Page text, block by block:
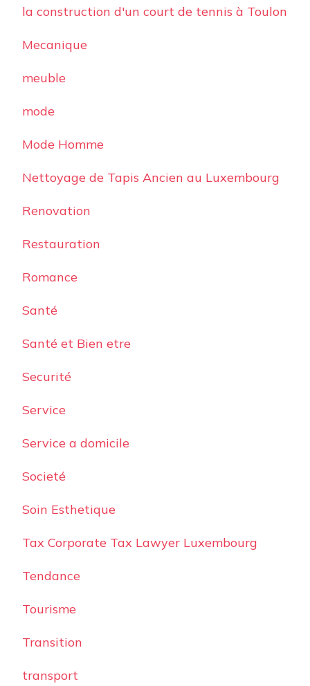
la construction d'un court de tennis à Toulon
Mecanique
meuble
mode
Mode Homme
Nettoyage de Tapis Ancien au Luxembourg
Renovation
Restauration
Romance
Santé
Santé et Bien etre
Securité
Service
Service a domicile
Societé
Soin Esthetique
Tax Corporate Tax Lawyer Luxembourg
Tendance
Tourisme
Transition
transport